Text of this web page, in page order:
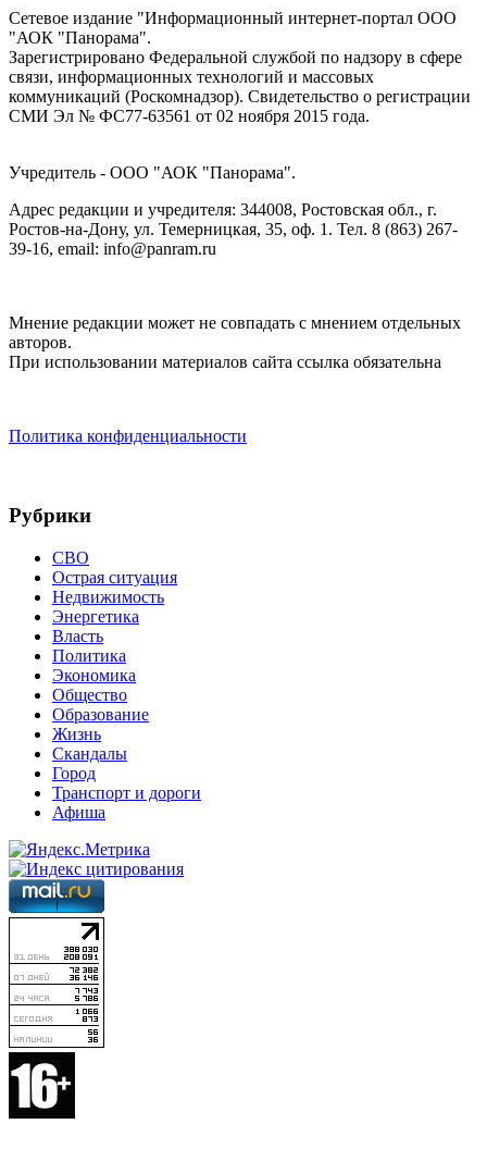
Сетевое издание "Информационный интернет-портал ООО
"АОК "Панорама".
Зарегистрировано Федеральной службой по надзору в сфере
связи, информационных технологий и массовых
коммуникаций (Роскомнадзор). Cвидетельство о регистрации
СМИ Эл № ФС77-63561 от 02 ноября 2015 года.
Учредитель - ООО "АОК "Панорама".
Адрес редакции и учредителя: 344008, Ростовская обл., г.
Ростов-на-Дону, ул. Темерницкая, 35, оф. 1. Тел. 8 (863) 267-
39-16, email: info@panram.ru
Мнение редакции может не совпадать с мнением отдельных
авторов.
При использовании материалов сайта ссылка обязательна
Политика конфиденциальности
Рубрики
СВО
Острая ситуация
Недвижимость
Энергетика
Власть
Политика
Экономика
Общество
Образование
Жизнь
Скандалы
Город
Транспорт и дороги
Афиша